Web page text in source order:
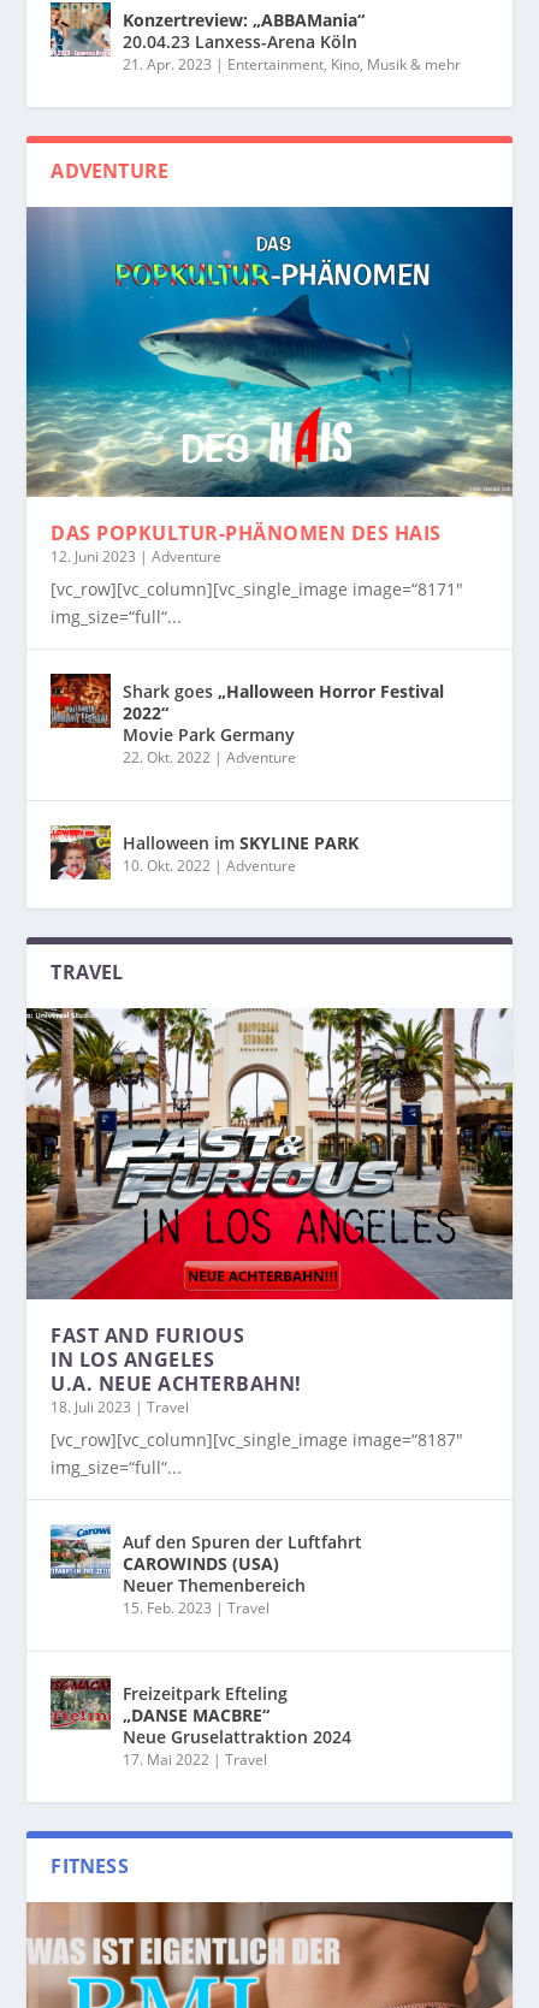
Konzertreview: „ABBAMania“
20.04.23 Lanxess-Arena Köln
21. Apr. 2023 | Entertainment, Kino, Musik & mehr
ADVENTURE
DAS POPKULTUR-PHÄNOMEN DES HAIS
12. Juni 2023 |Adventure
[vc_row][vc_column][vc_single_image image=“8171″
img_size=“full“...
Shark goes„Halloween Horror Festival
2022“
Movie Park Germany
22. Okt. 2022 |Adventure
Halloween imSKYLINE PARK
10. Okt. 2022 |Adventure
TRAVEL
FAST AND FURIOUS
IN LOS ANGELES
U.A. NEUE ACHTERBAHN!
18. Juli 2023 |Travel
[vc_row][vc_column][vc_single_image image=“8187″
img_size=“full“...
Auf den Spuren der Luftfahrt
CAROWINDS (USA)
Neuer Themenbereich
15. Feb. 2023 |Travel
Freizeitpark Efteling
„DANSE MACBRE“
Neue Gruselattraktion 2024
17. Mai 2022 |Travel
FITNESS